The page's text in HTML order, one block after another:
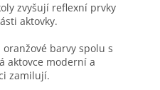
zvyšují reflexní prvky
aktovky.
barvy spolu s
aktovce moderní a
zamilují.